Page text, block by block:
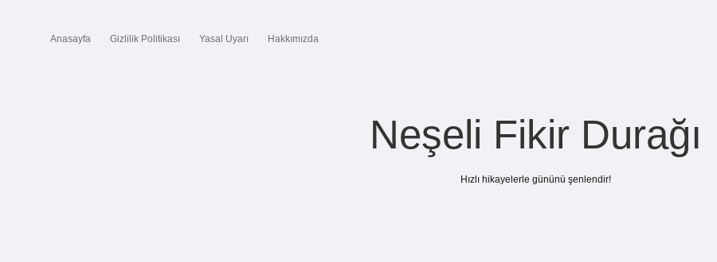
Anasayfa Gizlilik Politikası Yasal Uyarı Hakkımızda
Neşeli Fikir Durağı
Hızlı hikayelerle gününü şenlendir!